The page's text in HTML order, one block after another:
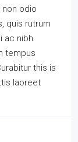
odio
quis rutrum
ac nibh
tempus
this is
laoreet